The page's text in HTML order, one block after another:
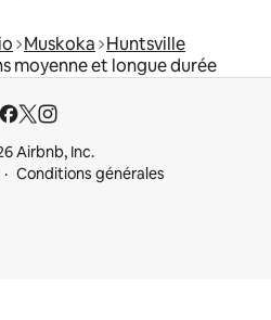
Muskoka Huntsville
moyenne et longue durée
Airbnb, Inc.
Conditions générales